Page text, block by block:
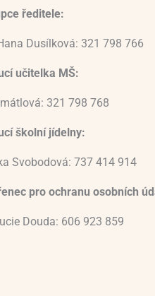
ředitele:
Dusílková: 321 798 766
učitelka MŠ:
321 798 768
školní jídelny:
Svobodová: 737 414 914
pro ochranu osobních
Douda: 606 923 859